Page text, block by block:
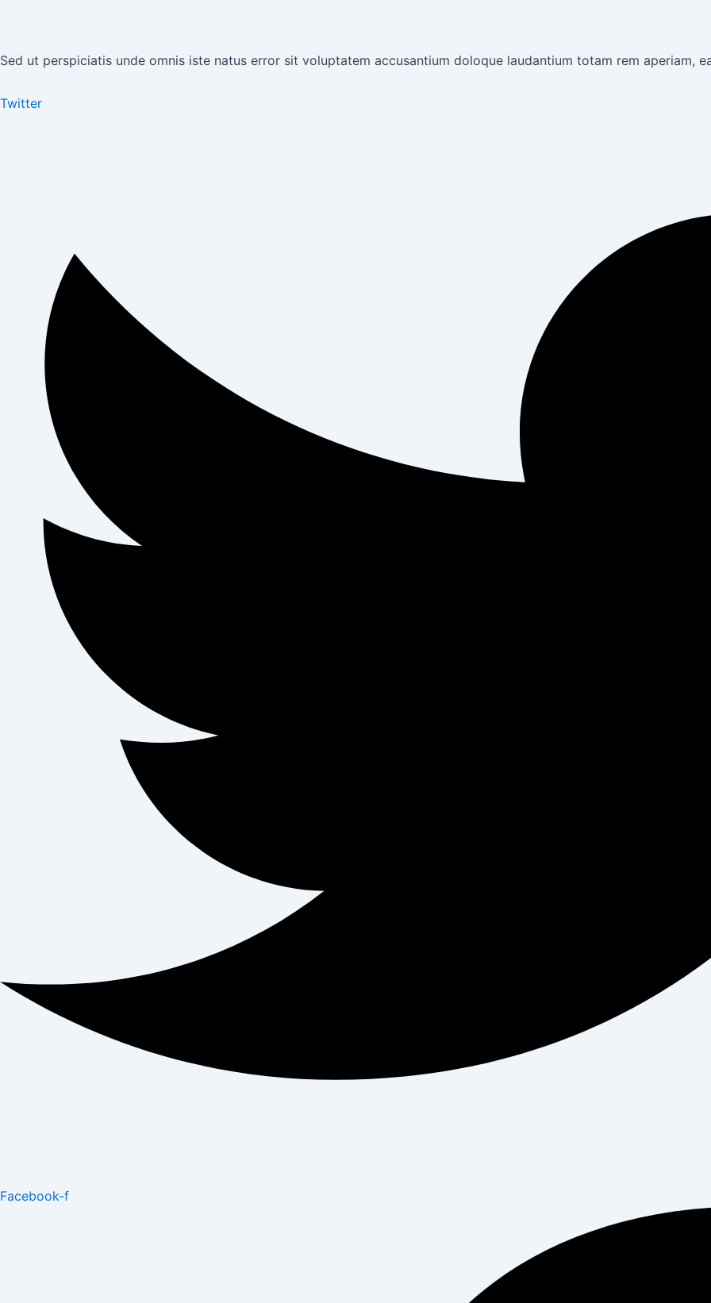
Sed ut perspiciatis unde omnis iste natus error sit voluptatem accusantium doloque laudantium totam rem aperiam,
Twitter
Facebook-f